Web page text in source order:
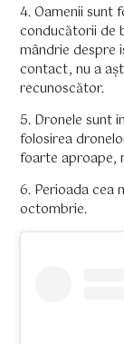
4. Oamenii sunt
conducătorii de
mândrie despre
contact, nu a
recunoscător.
5. Dronele sunt
folosirea
foarte aproape,
6. Perioada cea
octombrie.